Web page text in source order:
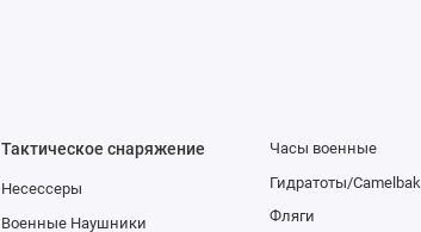
Тактическое снаряжение
Несессеры
Военные Наушники
Часы военные
Гидратоты/Camelbak
Фляги